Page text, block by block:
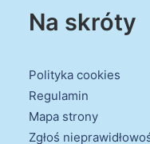
Na skróty
Polityka cookies
Regulamin
Mapa strony
Zgłoś